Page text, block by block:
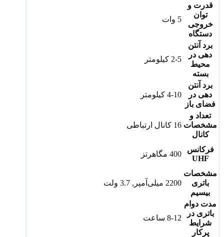
قدرت و
توان
خروجی
دستگاه
5 وات
برد آنتن
دهی در
محیط
بسته
2-5 کیلومتر
برد آنتن
دهی در
فضای باز
4-10 کیلومتر
تعداد و
مشخصات
کانال
16 کانال ارتباطی
فرکانس
UHF
400 مگاهرتز
مشخصات
باتری
بیسیم
2200 میلی‌آمپر, 3.7 ولت
مدت دوام
باتری در
شرایط
پرکار
8-12 ساعت